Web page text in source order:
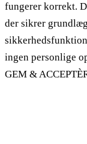
fungerer korrekt.
der sikrer
ingen personlige
GEM &